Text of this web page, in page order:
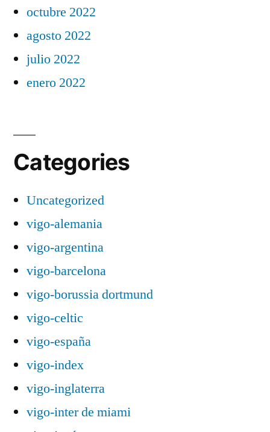
octubre 2022
agosto 2022
julio 2022
enero 2022
Categories
Uncategorized
vigo-alemania
vigo-argentina
vigo-barcelona
vigo-borussia dortmund
vigo-celtic
vigo-españa
vigo-index
vigo-inglaterra
vigo-inter de miami